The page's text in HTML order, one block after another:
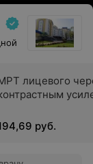
лицевого
руб.